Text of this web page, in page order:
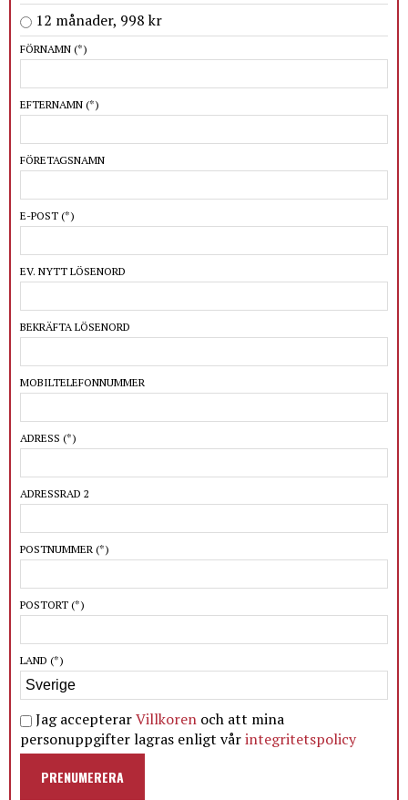
12 månader, 998 kr
FÖRNAMN (*)
EFTERNAMN (*)
FÖRETAGSNAMN
E-POST (*)
EV. NYTT LÖSENORD
BEKRÄFTA LÖSENORD
MOBILTELEFONNUMMER
ADRESS (*)
ADRESSRAD 2
POSTNUMMER (*)
POSTORT (*)
LAND (*)
Jag accepterarVillkoren och att mina
personuppgifter lagras enligt vårintegritetspolicy
PRENUMERERA